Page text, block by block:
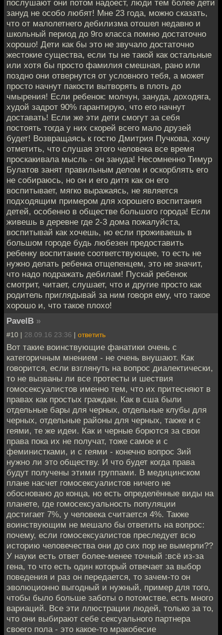
послушают они потом надоест, люди тем более дети
зануд не особо любят! Мне 23 года, можно сказать,
что от малолетнего дебилизма отошел недавно и
школьный период до 9го класса помню достаточно
хорошо! Дети как бы это не звучало достаточно
жестокие существа, если ты не такой как остальные
или хотя бы просто фамилия смешная, рано или
поздно они отвернутся от условного тебя, а может
просто начнут пакости вытворять в плоть до
чмырения! Если ребенок: молчун, зануда, доходяга,
худой задрот 90% гарантирую, что его начнут
доставать! Если же эти дети смогут за себя
постоять тогда у них скорей всего мало друзей
будет! Возвращаясь к гостю Дмитрия Пучкова, хочу
отметить, что слушая этого человека все время
проскакивала мысль - он зануда! Несомненно Тимур
Булатов занят правильным делом и оскорблять его
не собираюсь, но он и его дитя как он его
воспитывает, мягко выражаясь, не является
подходящим примером для хорошего воспитания
детей, особенно в обществе большого города! Если
живешь в деревне где 2-3 дома пожалуйста,
воспитывай как хочешь, но если проживаешь в
большом городе будь любезен предоставить
ребенку воспитание соответствующее, то есть не
нужно делать ребенка отщепенцем, это не значит,
что надо подражать дебилам! Пускай ребенок
смотрит, читает, слушает, что и другие просто как
родитель приглядывай за ним говоря ему, что такое
хорошо и, что такое плохо!
PavelB »
#10 | 28.09.16 23:36 | ответить
Вот такие воинствующие фанатики очень с
категоричным мнением - не очень внушают. Как
говорится, если взглянуть на вопрос диалектически,
то не вызваны ли все протесты и шествия
гомосексуалистов именно тем, что их притесняют в
правах как простых граждан. Как в сша были
отдельные бары для черных, отдельные клубы для
черных, отдельные районы для черных, также и с
геями, те же идеи. Как и черные борются за свои
права пока их не получат, тоже самое и с
феминистками, и с геями - конечно вопрос 3ий
нужно ли это обществу. И что будет когда права
будут получены этими группами. В медицинском
плане насчет гомосексуалистов ничего не
обосновано до конца, но есть определённые виды на
планете, где гомосексуальность популяции
достигает 7%, у человека считается 4%. Также
воинствующим не мешало бы ответить на вопрос:
почему, если гомосексуалистов преследует всю
историю человечества они до сих пор не вымерли??
У науки есть ответ более-менее точный :всё из-за
гена, то что есть один который отвечает за выбор
поведения и раз он передается, то зачем-то он
эволюционно выгодный и нужный, пример для того,
чтобы было больше заботы о потомстве, есть много
вариаций. Все эти ллюстрации людей, только за то,
что они выбирают себе сексуального партнера
своего пола - это какое-то мракобесие